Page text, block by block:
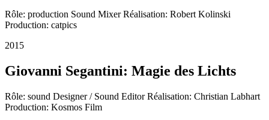
Rôle: production Sound Mixer Réalisation: Robert Kolinski
Production: catpics
2015
Giovanni Segantini: Magie des Lichts
Rôle: sound Designer / Sound Editor Réalisation: Christian Labhart
Production: Kosmos Film